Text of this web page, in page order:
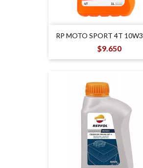
RP MOTO SPORT 4T
Precio
$9.650